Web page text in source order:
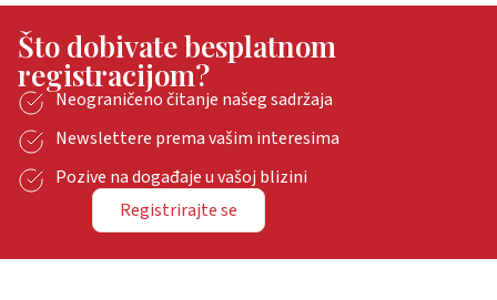
Što dobivate besplatnom
registracijom?
Neograničeno čitanje našeg sadržaja
Newslettere prema vašim interesima
Pozive na događaje u vašoj blizini
Registrirajte se